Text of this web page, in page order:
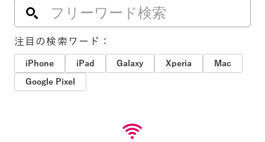
注目の検索ワード：
iPhone iPad Galaxy Xperia
Mac
Google Pixel